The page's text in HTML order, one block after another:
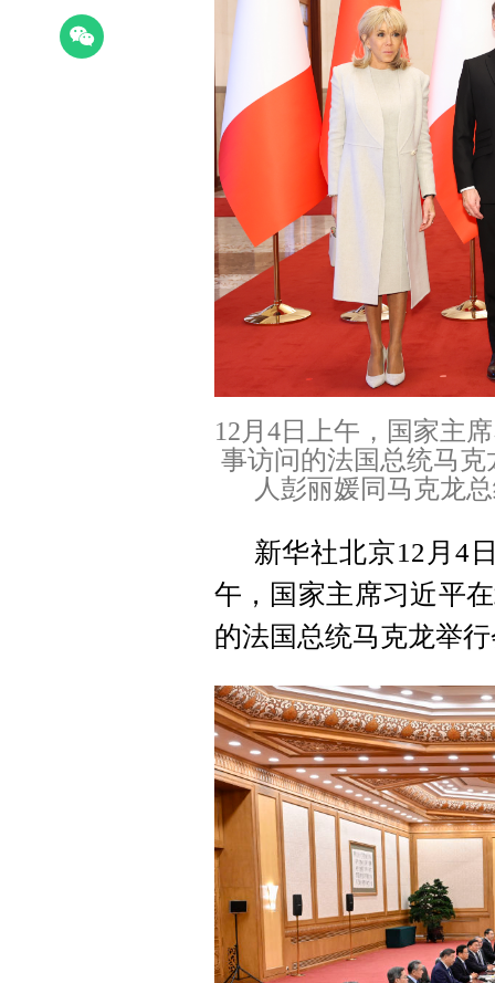
12月4日上午，国家主
事访问的法国总统马
人彭丽媛同马克龙
新华社北京12月4
午，国家主席习近平
的法国总统马克龙举